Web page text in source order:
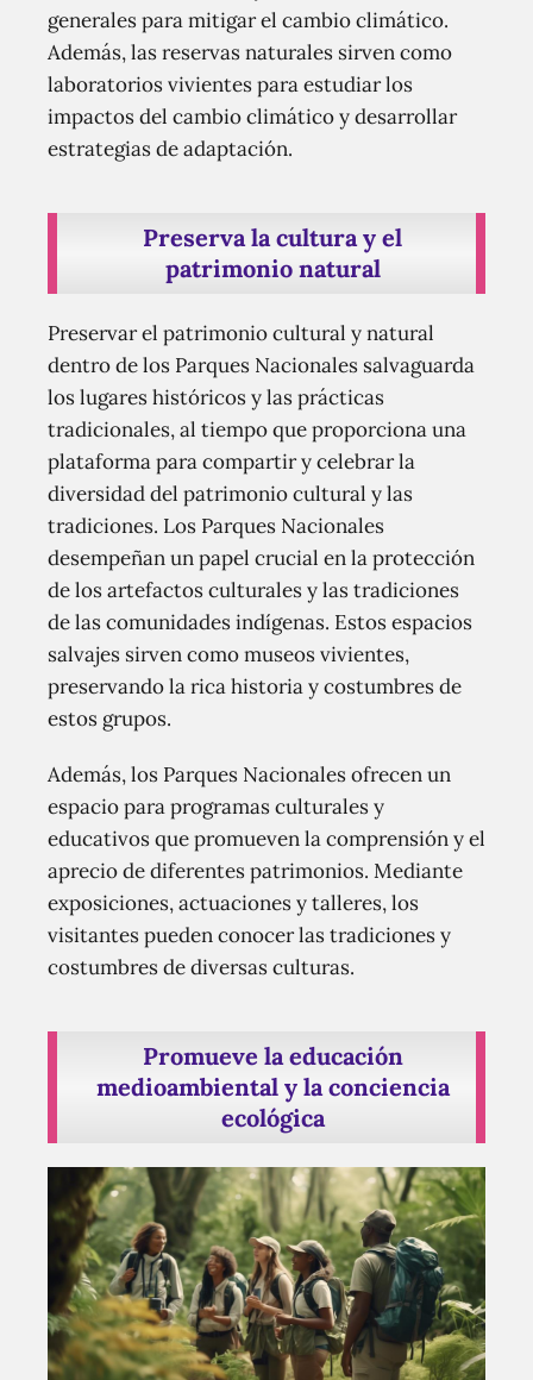
generales para mitigar el cambio climático.
Además, las reservas naturales sirven como
laboratorios vivientes para estudiar los
impactos del cambio climático y desarrollar
estrategias de adaptación.
Preserva la cultura y el
patrimonio natural
Preservar el patrimonio cultural y natural
dentro de los Parques Nacionales salvaguarda
los lugares históricos y las prácticas
tradicionales, al tiempo que proporciona una
plataforma para compartir y celebrar la
diversidad del patrimonio cultural y las
tradiciones. Los Parques Nacionales
desempeñan un papel crucial en la protección
de los artefactos culturales y las tradiciones
de las comunidades indígenas. Estos espacios
salvajes sirven como museos vivientes,
preservando la rica historia y costumbres de
estos grupos.
Además, los Parques Nacionales ofrecen un
espacio para programas culturales y
educativos que promueven la comprensión y el
aprecio de diferentes patrimonios. Mediante
exposiciones, actuaciones y talleres, los
visitantes pueden conocer las tradiciones y
costumbres de diversas culturas.
Promueve la educación
medioambiental y la conciencia
ecológica